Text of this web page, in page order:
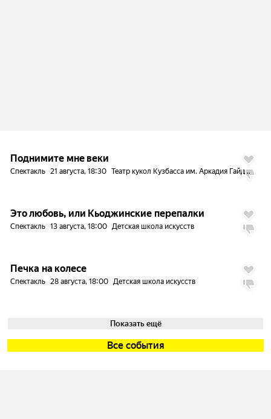
Поднимите мне веки
Спектакль 21 августа, 18:30 Театр кукол Кузбасса им. Аркадия Гайдара
Это любовь, или Кьоджинские перепалки
Спектакль 13 августа, 18:00 Детская школа искусств
Печка на колесе
Спектакль 28 августа, 18:00 Детская школа искусств
Показать ещё
Все события